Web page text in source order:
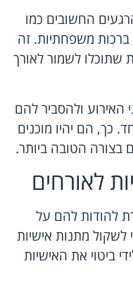
החשובים כמו
ברכות משפחתיות. זה
שתוכלו לשמור לאורך
ולהסביר להם
כך, הם יהיו מוכנים
הטובה ביותר.
לאורחים
להודות להם על
מתנות אישיות
ביטוי את האישיות